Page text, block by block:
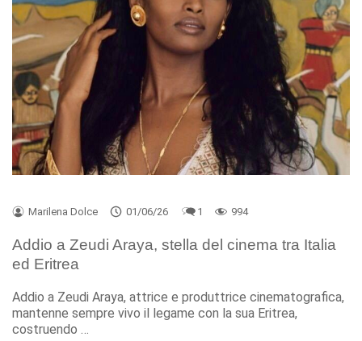
Marilena Dolce 01/06/26 1 994
Addio a Zeudi Araya, stella del cinema tra Italia
ed Eritrea
Addio a Zeudi Araya, attrice e produttrice cinematografica,
mantenne sempre vivo il legame con la sua Eritrea,
costruendo …